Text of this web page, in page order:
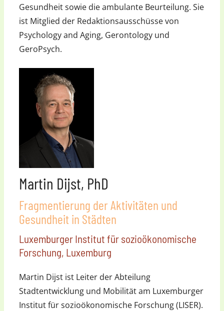
Gesundheit sowie die ambulante Beurteilung. Sie
ist Mitglied der Redaktionsausschüsse von
Psychology and Aging, Gerontology und
GeroPsych.
Martin Dijst, PhD
Fragmentierung der Aktivitäten und
Gesundheit in Städten
Luxemburger Institut für sozioökonomische
Forschung, Luxemburg
Martin Dijst ist Leiter der Abteilung
Stadtentwicklung und Mobilität am Luxemburger
Institut für sozioökonomische Forschung (LISER).